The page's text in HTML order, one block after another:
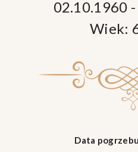
02.10.1960
Wiek:
Data